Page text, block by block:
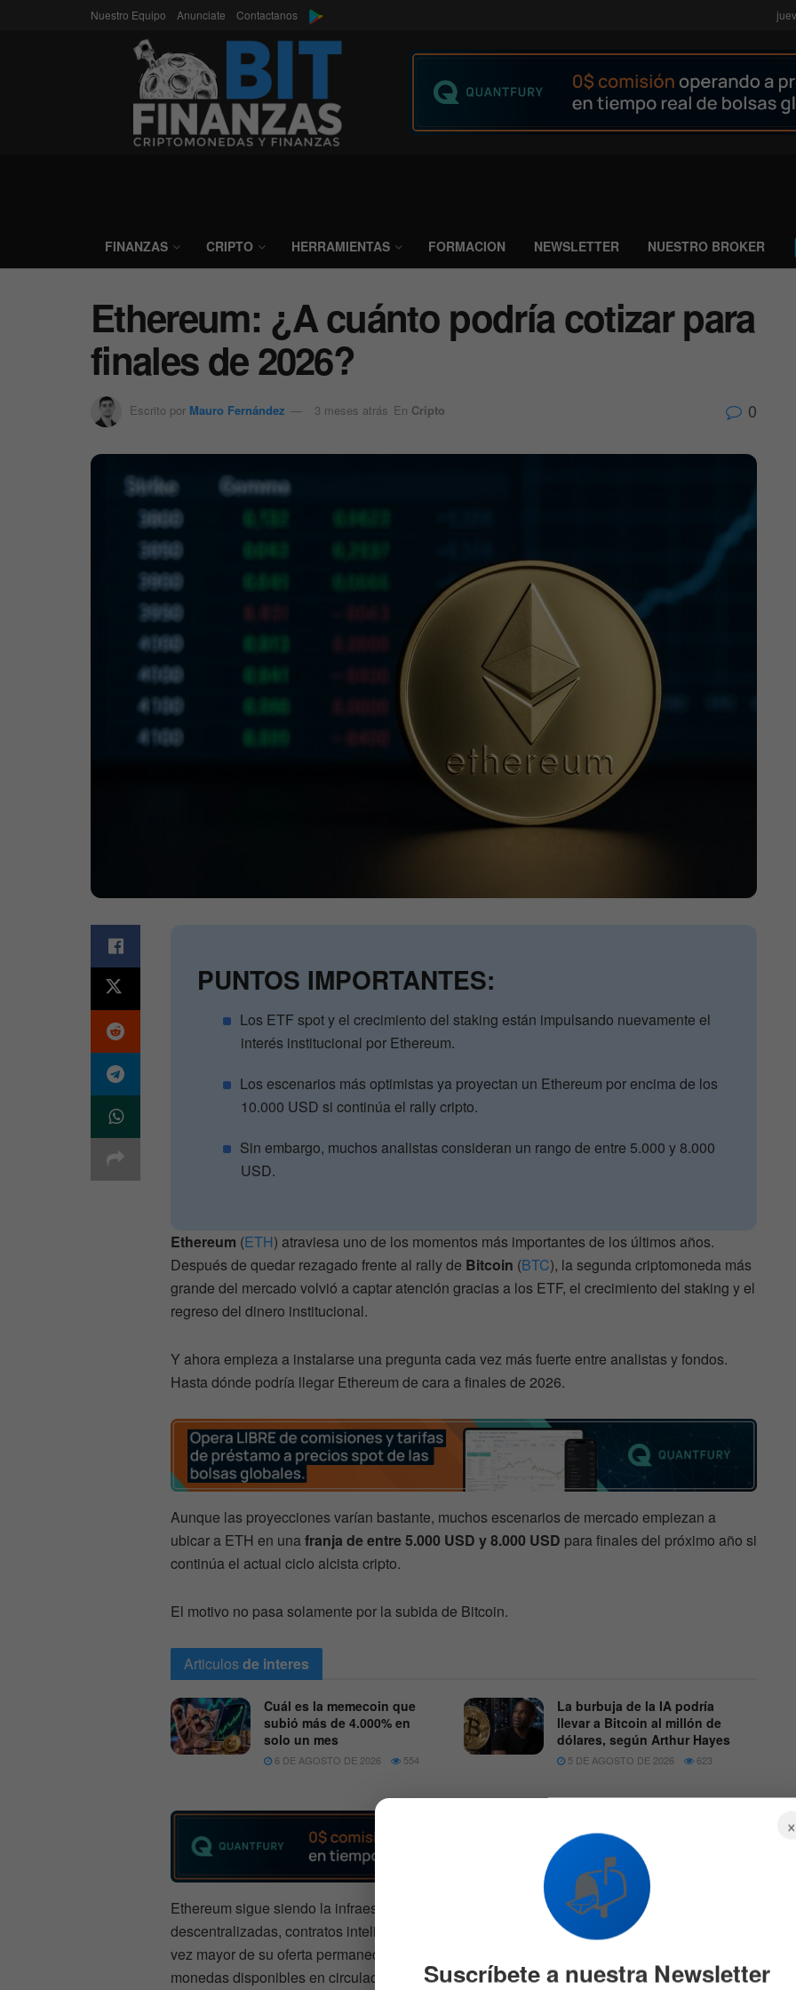
Nuestro Equipo Anunciate Contactanos
FINANZAS CRIPTO HERRAMIENTAS FORMACION NEWSLETTER NUESTRO BROKER
Ethereum: ¿A cuánto podría cotizar para
finales de 2026?
Escrito por Mauro Fernández 3 meses atrás En Cripto 0
PUNTOS IMPORTANTES:
Los ETF spot y el crecimiento del staking están impulsando nuevamente el
interés institucional por Ethereum.
Los escenarios más optimistas ya proyectan un Ethereum por encima de los
10.000 USD si continúa el rally cripto.
Sin embargo, muchos analistas consideran un rango de entre 5.000 y 8.000
USD.
Ethereum (ETH) atraviesa uno de los momentos más importantes de los últimos años.
Después de quedar rezagado frente al rally de Bitcoin (BTC), la segunda criptomoneda más
grande del mercado volvió a captar atención gracias a los ETF, el crecimiento del staking y el
regreso del dinero institucional.
Y ahora empieza a instalarse una pregunta cada vez más fuerte entre analistas y fondos.
Hasta dónde podría llegar Ethereum de cara a finales de 2026.
Aunque las proyecciones varían bastante, muchos escenarios de mercado empiezan a
ubicar a ETH en unafranja de entre 5.000 USD y 8.000 USD para finales del próximo año si
continúa el actual ciclo alcista cripto.
El motivo no pasa solamente por la subida de Bitcoin.
Articulosde interes
Cuál es la memecoin que
subió más de 4.000% en
solo un mes
6 DE AGOSTO DE 2026 554
La burbuja de la IA podría
llevar a Bitcoin al millón de
dólares, según Arthur Hayes
5 DE AGOSTO DE 2026 623
Ethereum sigue siendo la infraestructura dominante dentro del ecosistema de finanzas
descentralizadas, contratos inteligentes y tokenización de activos. Además, una parte cada
vez mayor de su oferta permanece bloqueada en staking, reduciendo la cantidad de
monedas disponibles en circulación.
×
📬
Suscríbete a nuestra Newsletter